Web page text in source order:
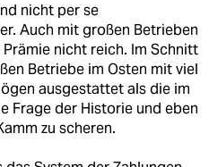
nicht per se
Auch mit großen Betrieben
nicht reich. Im Schnitt
Betriebe im Osten mit viel
ausgestattet als die im
Frage der Historie und eben
zu scheren.